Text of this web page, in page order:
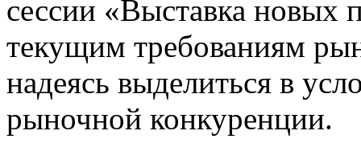
сессии «Выставка новых
текущим требованиям
надеясь выделиться в
рыночной конкуренции.